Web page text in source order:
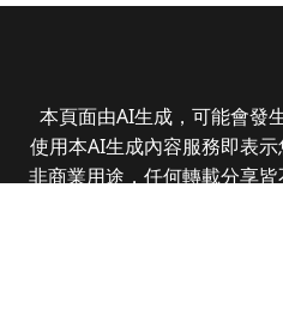
本頁面由AI生成，可能會發
使用本AI生成內容服務即表
非商業用途，任何轉載分享